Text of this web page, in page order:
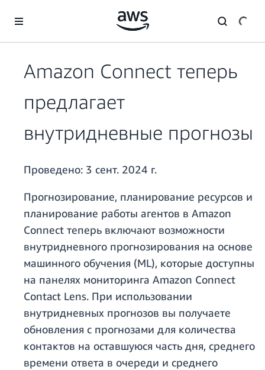
Перейти к главному контенту
Amazon Connect теперь
предлагает
внутридневные прогнозы
Проведено: 3 сент. 2024 г.
Прогнозирование, планирование ресурсов и
планирование работы агентов в Amazon
Connect теперь включают возможности
внутридневного прогнозирования на основе
машинного обучения (ML), которые доступны
на панелях мониторинга Amazon Connect
Contact Lens. При использовании
внутридневных прогнозов вы получаете
обновления с прогнозами для количества
контактов на оставшуюся часть дня, среднего
времени ответа в очереди и среднего